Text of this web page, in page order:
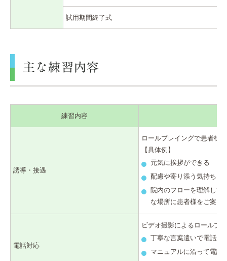
試用期間終了式
主な練習内容
練習内容
誘導・接遇
ロールプレイングで患者様
【具体例】
元気に挨拶ができる
配慮や寄り添う気持ちを
院内のフローを理解して
な場所に患者様をご案内
電話対応
ビデオ撮影によるロールプ
丁寧な言葉遣いで電話が
マニュアルに沿って電話